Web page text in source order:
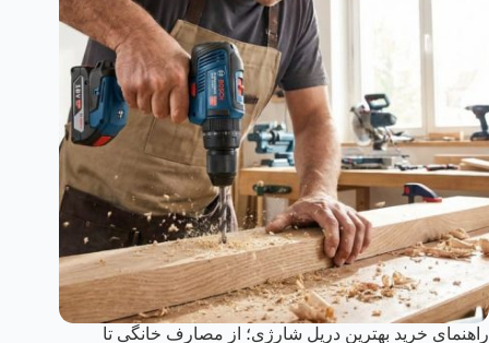
راهنمای خرید بهترین دریل شارژی؛ از مصارف خانگی تا